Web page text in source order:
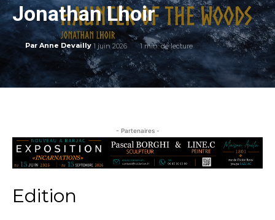
Jonathan Lhoir
Par Anne Devailly 1 juin 2026 1 min. de lecture
- Partenaires -
Edition